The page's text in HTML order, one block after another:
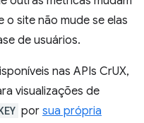
site não mude se elas
de usuários.
nas APIs CrUX,
visualizações de
por sua própria